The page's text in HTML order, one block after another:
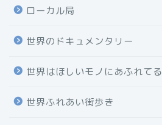
ローカル局
世界のドキュメンタリー
世界はほしいモノにあふれてる
世界ふれあい街歩き